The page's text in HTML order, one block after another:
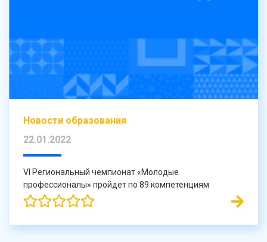
Новости образования
22.01.2022
VI Региональный чемпионат «Молодые
профессионалы» пройдет по 89 компетенциям